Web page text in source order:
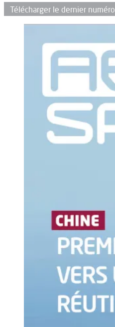
Télécharger le dernier numéro